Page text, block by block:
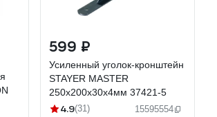
599 ₽
Усиленный уголок-кронштейн
STAYER MASTER
250х200х30х4мм 37421-5
4.9(31) 15595554